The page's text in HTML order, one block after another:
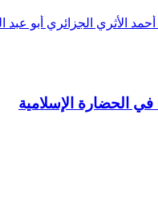
الأثري الجزائري أبو عبد
الحضارة الإسلامية